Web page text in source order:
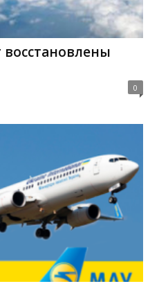
восстановлены
0